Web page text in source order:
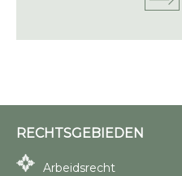
RECHTSGEBIEDEN
Arbeidsrecht